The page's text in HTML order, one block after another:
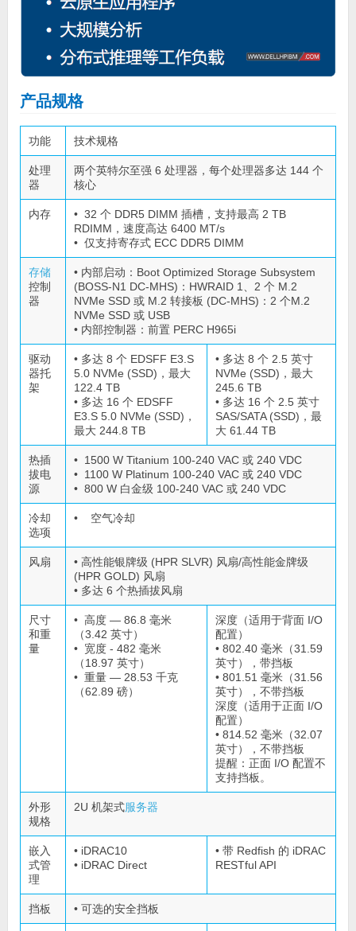
产品规格
功能 技术规格
处理
器
两个英特尔至强 6 处理器，每个处理器多达 144 个
核心
内存
• 32 个 DDR5 DIMM 插槽，支持最高 2 TB
RDIMM，速度高达 6400 MT/s
• 仅支持寄存式 ECC DDR5 DIMM
存储
控制
器
• 内部启动：Boot Optimized Storage Subsystem
(BOSS-N1 DC-MHS)：HWRAID 1、2 个 M.2
NVMe SSD 或 M.2 转接板 (DC-MHS)：2 个M.2
NVMe SSD 或 USB
• 内部控制器：前置 PERC H965i
驱动
器托
架
• 多达 8 个 EDSFF E3.S
5.0 NVMe (SSD)，最大
122.4 TB
• 多达 16 个 EDSFF
E3.S 5.0 NVMe (SSD)，
最大 244.8 TB
• 多达 8 个 2.5 英寸
NVMe (SSD)，最大
245.6 TB
• 多达 16 个 2.5 英寸
SAS/SATA (SSD)，最
大 61.44 TB
热插
拔电
源
• 1500 W Titanium 100-240 VAC 或 240 VDC
• 1100 W Platinum 100-240 VAC 或 240 VDC
• 800 W 白金级 100-240 VAC 或 240 VDC
冷却
选项
• 空气冷却
风扇
• 高性能银牌级 (HPR SLVR) 风扇/高性能金牌级
(HPR GOLD) 风扇
• 多达 6 个热插拔风扇
尺寸
和重
量
• 高度 — 86.8 毫米
（3.42 英寸）
• 宽度 - 482 毫米
（18.97 英寸）
• 重量 — 28.53 千克
（62.89 磅）
深度（适用于背面 I/O
配置）
• 802.40 毫米（31.59
英寸），带挡板
• 801.51 毫米（31.56
英寸），不带挡板
深度（适用于正面 I/O
配置）
• 814.52 毫米（32.07
英寸），不带挡板
提醒：正面 I/O 配置不
支持挡板。
外形
规格
2U 机架式服务器
嵌入
式管
理
• iDRAC10
• iDRAC Direct
• 带 Redfish 的 iDRAC
RESTful API
挡板 • 可选的安全挡板